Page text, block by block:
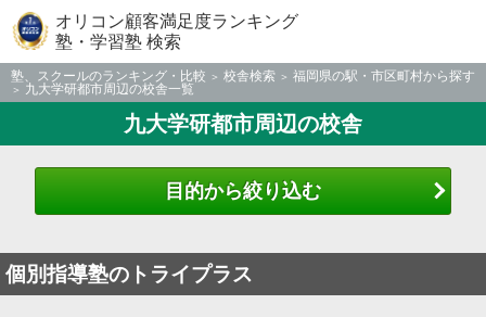
オリコン顧客満足度ランキング
塾・学習塾 検索
塾、スクールのランキング・比較 校舎検索
福岡県の駅・市区町村から探す
九大学研都市周辺の校舎一覧
九大学研都市周辺の校舎
目的から絞り込む
個別指導塾のトライプラス